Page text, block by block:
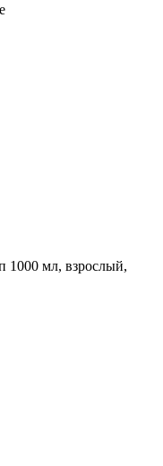
мл, взрослый,